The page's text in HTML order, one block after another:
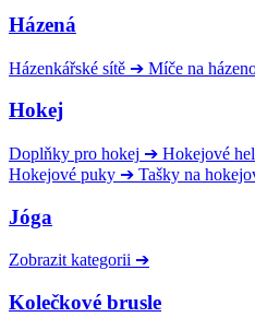
Házená
Házenkářské sítě ➔ Míče na
Hokej
Doplňky pro hokej ➔ Hokejové
Hokejové puky ➔ Tašky na
Jóga
Zobrazit kategorii ➔
Kolečkové brusle